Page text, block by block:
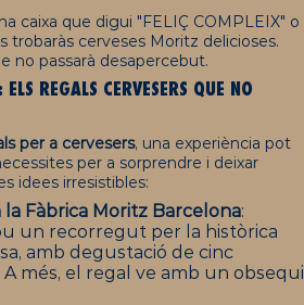
caixa que digui "FELIÇ COMPLEIX" o
trobaràs cerveses Moritz delicioses.
no passarà desapercebut.
ELS REGALS CERVESERS QUE NO
per a cervesers, una experiència pot
per a sorprendre i deixar
idees irresistibles:
la Fàbrica Moritz Barcelona:
un recorregut per la històrica
amb degustació de cinc
més, el regal ve amb un obsequi